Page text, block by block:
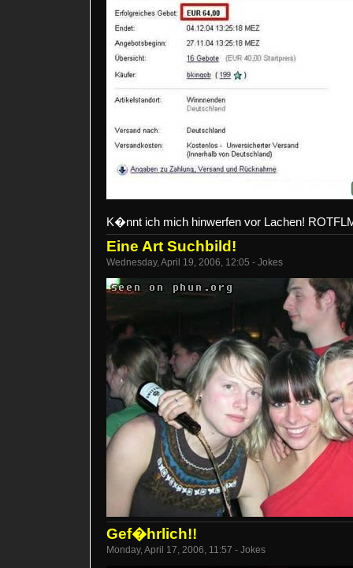
K�nnt ich mich hinwerfen vor Lachen!
Eine Art Suchbild!
Wednesday, April 19, 2006, 12:05 - Jokes
Gef�hrlich!!
Monday, April 17, 2006, 11:57 - Jokes